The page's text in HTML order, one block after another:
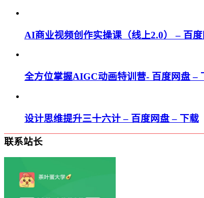
AI商业视频创作实操课（线上2.0） – 百
全方位掌握AIGC动画特训营- 百度网盘 –
设计思维提升三十六计 – 百度网盘 – 下载
联系站长